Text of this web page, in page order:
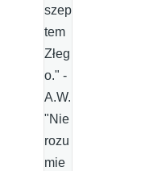
szep
tem
Złeg
o." -
A.W.
"Nie
rozu
mie